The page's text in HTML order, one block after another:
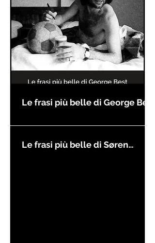
Le frasi più belle di George Best
Le frasi più belle di Søren